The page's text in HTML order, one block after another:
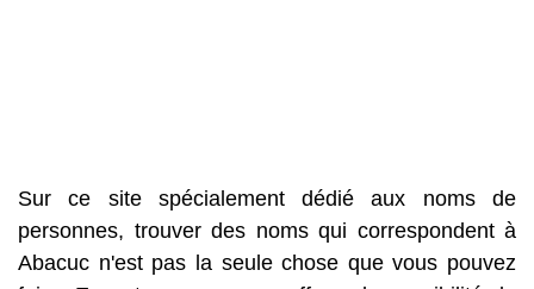
Sur ce site spécialement dédié aux noms de
personnes, trouver des noms qui correspondent à
Abacuc n'est pas la seule chose que vous pouvez